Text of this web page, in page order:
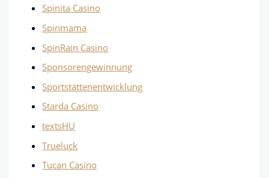
Spinita Casino
Spinmama
SpinRain Casino
Sponsorengewinnung
Sportstättenentwicklung
Starda Casino
textsHU
Trueluck
Tucan Casino